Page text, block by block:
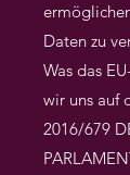
Daten zu
Was das
wir uns auf
2016/679